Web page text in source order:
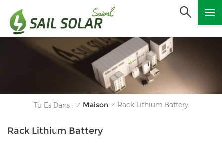
Tu Es Dans : / Maison / Rack Lithium Battery
Rack Lithium Battery